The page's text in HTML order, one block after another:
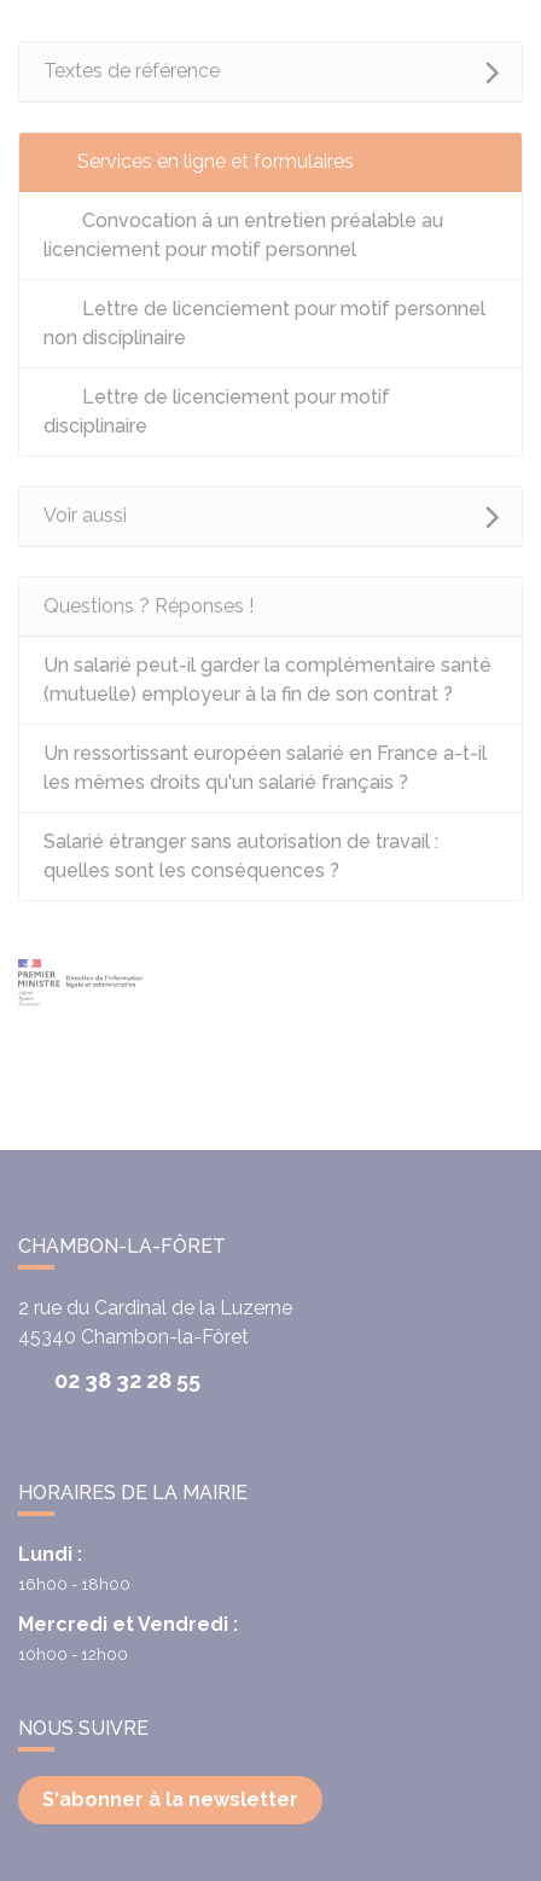
Textes de référence
Services en ligne et formulaires
Convocation à un entretien préalable au
licenciement pour motif personnel
Lettre de licenciement pour motif personnel
non disciplinaire
Lettre de licenciement pour motif
disciplinaire
Voir aussi
Questions ? Réponses !
Un salarié peut-il garder la complémentaire santé
(mutuelle) employeur à la fin de son contrat ?
Un ressortissant européen salarié en France a-t-il
les mêmes droits qu'un salarié français ?
Salarié étranger sans autorisation de travail :
quelles sont les conséquences ?
CHAMBON-LA-FÔRET
2 rue du Cardinal de la Luzerne
45340 Chambon-la-Fôret
02 38 32 28 55
HORAIRES DE LA MAIRIE
Lundi :
16h00 - 18h00
Mercredi et Vendredi :
10h00 - 12h00
NOUS SUIVRE
S'abonner à la newsletter